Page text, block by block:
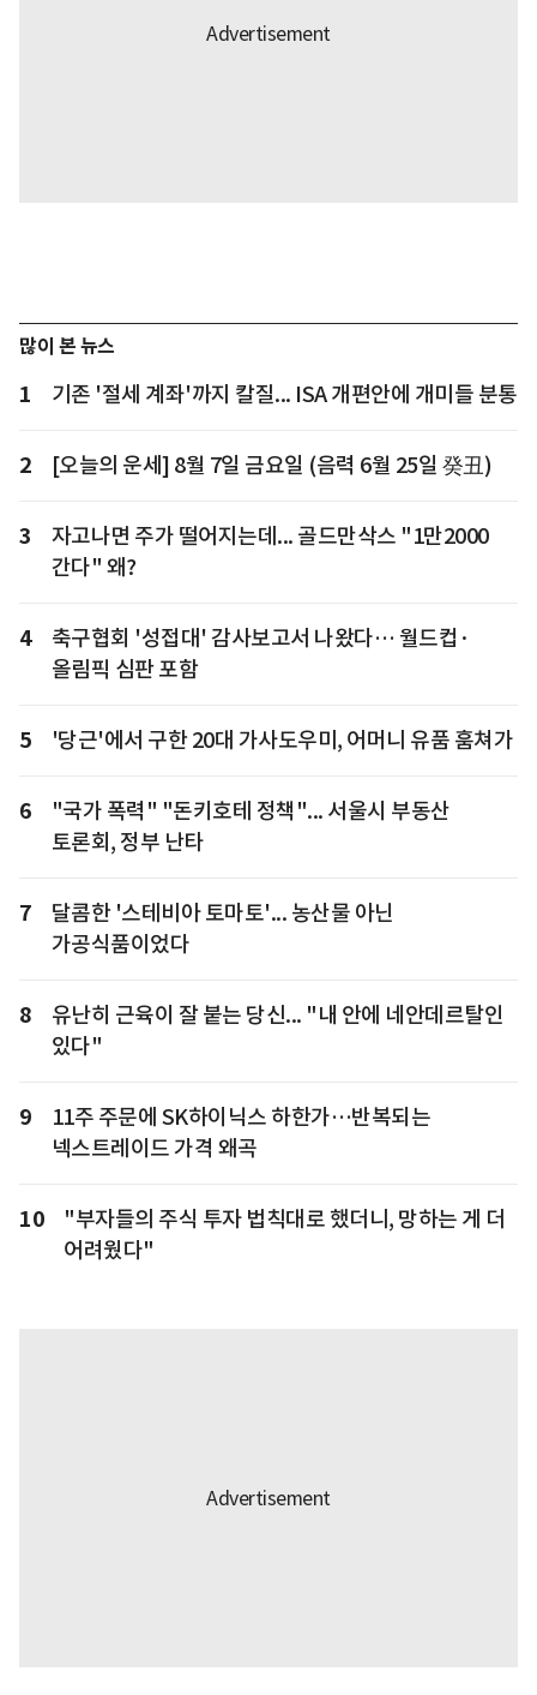
많이 본 뉴스
1 기존 '절세 계좌'까지 칼질... ISA 개편안에 개미들 분통
2 [오늘의 운세] 8월 7일 금요일 (음력 6월 25일 癸丑)
3
자고나면 주가 떨어지는데... 골드만삭스 "1만2000
간다" 왜?
4
축구협회 '성접대' 감사보고서 나왔다… 월드컵·
올림픽 심판 포함
5 '당근'에서 구한 20대 가사도우미, 어머니 유품 훔쳐가
6
"국가 폭력" "돈키호테 정책"... 서울시 부동산
토론회, 정부 난타
7
달콤한 '스테비아 토마토'... 농산물 아닌
가공식품이었다
8
유난히 근육이 잘 붙는 당신... "내 안에 네안데르탈인
있다"
9
11주 주문에 SK하이닉스 하한가…반복되는
넥스트레이드 가격 왜곡
10
"부자들의 주식 투자 법칙대로 했더니, 망하는 게 더
어려웠다"